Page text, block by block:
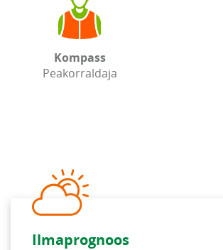
Kompass
Peakorraldaja
Ilmaprognoos